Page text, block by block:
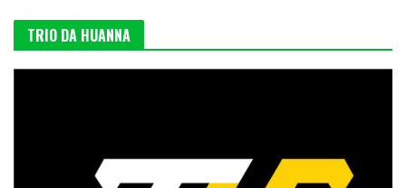
TRIO DA HUANNA